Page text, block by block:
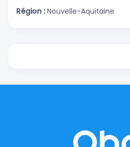
Région : Nouvelle-Aquitaine